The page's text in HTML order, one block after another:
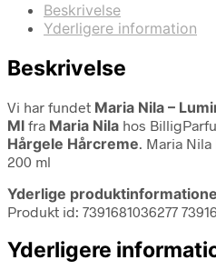
Beskrivelse
Yderligere information
Beskrivelse
Vi har fundet Maria Nila –
Ml fra Maria Nila hos
Hårgele Hårcreme. Maria
200 ml
Yderlige
Produkt id: 7391681036277
Yderligere